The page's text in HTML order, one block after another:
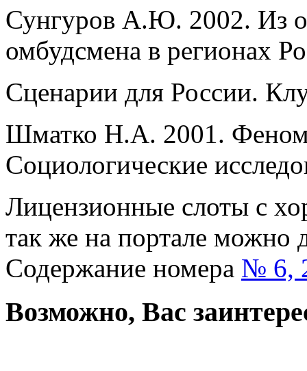
Сунгуров А.Ю. 2002. Из
омбудсмена в регионах
Сценарии для России.
Шматко Н.А. 2001.
Социологические
Лицензионные слоты с
так же на портале можно
Содержание номера № 6,
Возможно, Вас